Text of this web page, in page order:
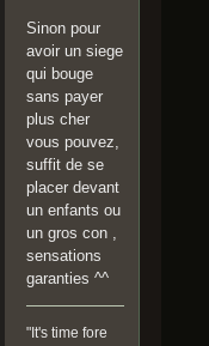
Sinon pour
avoir un siege
qui bouge
sans payer
plus cher
vous pouvez,
suffit de se
placer devant
un enfants ou
un gros con ,
sensations
garanties ^^
"It's time fore